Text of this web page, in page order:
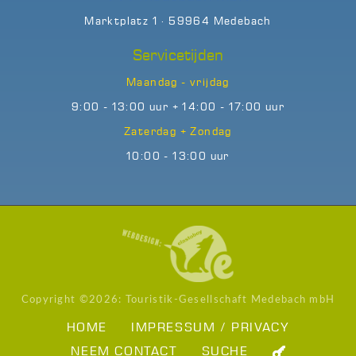
Marktplatz 1 · 59964 Medebach
Servicetijden
Maandag - vrijdag
9:00 - 13:00 uur + 14:00 - 17:00 uur
Zaterdag + Zondag
10:00 - 13:00 uur
Copyright ©2026: Touristik-Gesellschaft Medebach mbH
HOME
IMPRESSUM / PRIVACY
NEEM CONTACT
SUCHE